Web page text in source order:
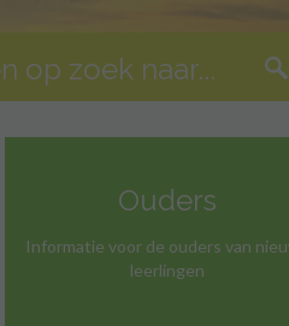
Ouders
Informatie voor de ouders van
leerlingen